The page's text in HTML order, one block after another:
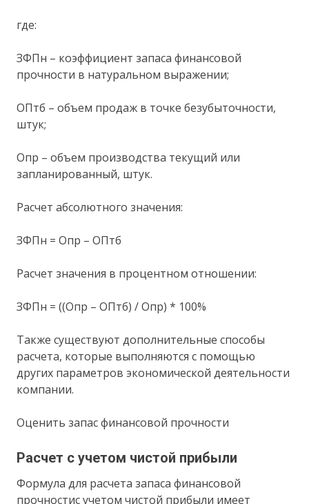
где:
ЗФПн – коэффициент запаса финансовой
прочности в натуральном выражении;
ОПтб – объем продаж в точке безубыточности,
штук;
Опр – объем производства текущий или
запланированный, штук.
Расчет абсолютного значения:
ЗФПн = Опр – ОПтб
Расчет значения в процентном отношении:
ЗФПн = ((Опр – ОПтб) / Опр) * 100%
Также существуют дополнительные способы
расчета, которые выполняются с помощью
других параметров экономической деятельности
компании.
Оценить запас финансовой прочности
Расчет с учетом чистой прибыли
Формула для расчета запаса финансовой
прочностис учетом чистой прибыли имеет